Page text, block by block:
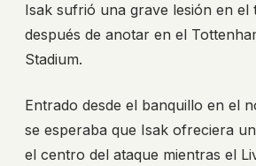
Isak sufrió una grave lesión en el
después de anotar en el
Stadium.
Entrado desde el banquillo en el
se esperaba que Isak ofreciera
el centro del ataque mientras el